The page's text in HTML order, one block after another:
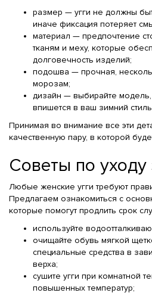
размер — угги не должны
иначе фиксация потеряет
материал — предпочтение
тканям и меху, которые
долговечность изделий;
подошва — прочная,
морозам;
дизайн — выбирайте
впишется в ваш зимний
Принимая во внимание все эти
качественную пару, в которой
Советы по
Любые женские угги требуют
Предлагаем ознакомиться с
которые помогут продлить срок
используйте
очищайте обувь мягкой
специальные средства в
верха;
сушите угги при комнатной
повышенных температур;